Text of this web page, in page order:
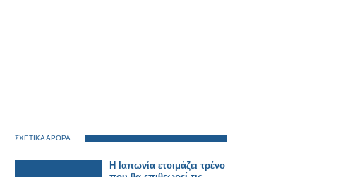
ΣΧΕΤΙΚΑ ΑΡΘΡΑ
Η Ιαπωνία ετοιμάζει τρένο